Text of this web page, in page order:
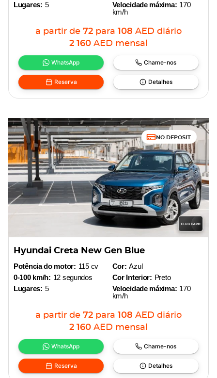
Lugares: 5
Velocidade máxima: 170
km/h
a partir de 72 para 108 AED diário
2 160 AED mensal
WhatsApp Chame-nos
Reserva Detalhes
NO DEPOSIT
Hyundai Creta New Gen Blue
Potência do motor: 115 cv
0-100 km/h: 12 segundos
Lugares: 5
Cor: Azul
Cor Interior: Preto
Velocidade máxima: 170
km/h
a partir de 72 para 108 AED diário
2 160 AED mensal
WhatsApp Chame-nos
Reserva Detalhes